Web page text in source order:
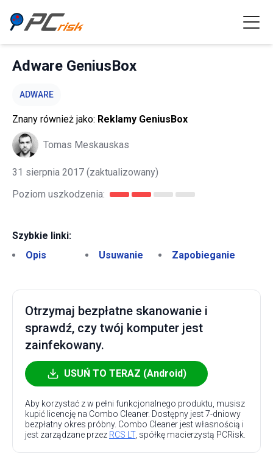
Adware GeniusBox
ADWARE
Znany również jako: Reklamy GeniusBox
Tomas Meskauskas
31 sierpnia 2017 (zaktualizowany)
Poziom uszkodzenia:
Szybkie linki:
Opis
Usuwanie Zapobieganie
Otrzymaj bezpłatne skanowanie i
sprawdź, czy twój komputer jest
zainfekowany.
USUŃ TO TERAZ (Android)
Aby korzystać z w pełni funkcjonalnego produktu, musisz
kupić licencję na Combo Cleaner. Dostępny jest 7-dniowy
bezpłatny okres próbny. Combo Cleaner jest własnością i
jest zarządzane przez RCS LT, spółkę macierzystą PCRisk.